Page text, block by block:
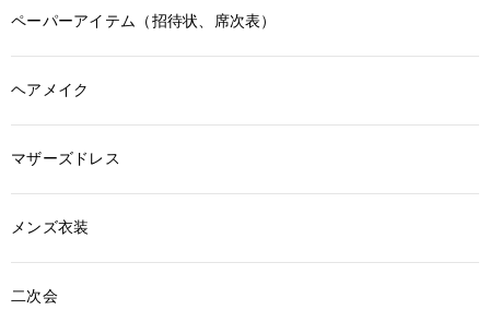
ペーパーアイテム（招待状、席次表）
ヘアメイク
マザーズドレス
メンズ衣装
二次会